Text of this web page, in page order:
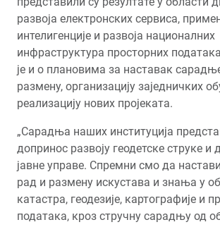
развоја електронских сервиса,
интелигенције и развоја националних
инфраструктура просторних
је и о плановима за наставак
размену, организацију заједничких
реализацију нових пројеката.
„Сарадња наших институција
допринос развоју геодетске струке и
јавне управе. Спремни смо да
рад и размену искустава и знања у
катастра, геодезије, картографије и
података, кроз стручну сарадњу од